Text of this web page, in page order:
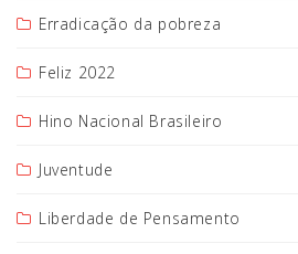
Erradicação da pobreza
Feliz 2022
Hino Nacional Brasileiro
Juventude
Liberdade de Pensamento